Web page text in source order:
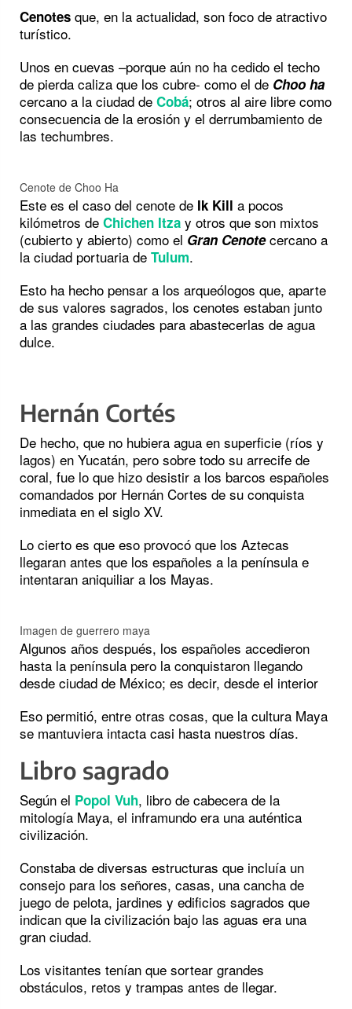
Cenotes que, en la actualidad, son foco de atractivo
turístico.
Unos en cuevas –porque aún no ha cedido el techo
de pierda caliza que los cubre- como el de Choo ha
cercano a la ciudad de Cobá; otros al aire libre como
consecuencia de la erosión y el derrumbamiento de
las techumbres.
Cenote de Choo Ha
Este es el caso del cenote de Ik Kill a pocos
kilómetros de Chichen Itza y otros que son mixtos
(cubierto y abierto) como el Gran Cenotecercano a
la ciudad portuaria de Tulum.
Esto ha hecho pensar a los arqueólogos que, aparte
de sus valores sagrados, los cenotes estaban junto
a las grandes ciudades para abastecerlas de agua
dulce.
Hernán Cortés
De hecho, que no hubiera agua en superficie (ríos y
lagos) en Yucatán, pero sobre todo su arrecife de
coral, fue lo que hizo desistir a los barcos españoles
comandados por Hernán Cortes de su conquista
inmediata en el siglo XV.
Lo cierto es que eso provocó que los Aztecas
llegaran antes que los españoles a la península e
intentaran aniquiliar a los Mayas.
Imagen de guerrero maya
Algunos años después, los españoles accedieron
hasta la península pero la conquistaron llegando
desde ciudad de México; es decir, desde el interior
Eso permitió, entre otras cosas, que la cultura Maya
se mantuviera intacta casi hasta nuestros días.
Libro sagrado
Según el Popol Vuh, libro de cabecera de la
mitología Maya, el inframundo era una auténtica
civilización.
Constaba de diversas estructuras que incluía un
consejo para los señores, casas, una cancha de
juego de pelota, jardines y edificios sagrados que
indican que la civilización bajo las aguas era una
gran ciudad.
Los visitantes tenían que sortear grandes
obstáculos, retos y trampas antes de llegar.